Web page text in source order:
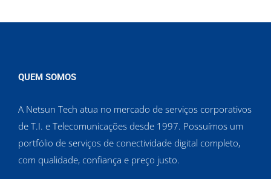
QUEM SOMOS
A Netsun Tech atua no mercado de serviços corporativos
de T.I. e Telecomunicações desde 1997. Possuímos um
portfólio de serviços de conectividade digital completo,
com qualidade, confiança e preço justo.